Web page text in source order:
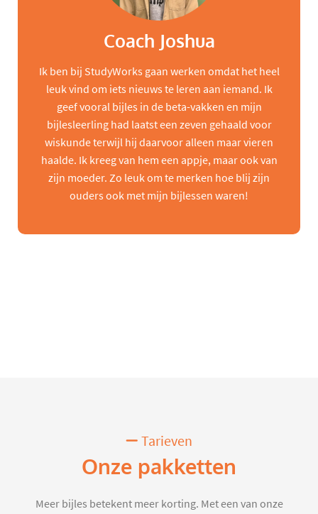
Coach Joshua
Ik ben bij StudyWorks gaan werken omdat het heel
leuk vind om iets nieuws te leren aan iemand. Ik
geef vooral bijles in de beta-vakken en mijn
bijlesleerling had laatst een zeven gehaald voor
wiskunde terwijl hij daarvoor alleen maar vieren
haalde. Ik kreeg van hem een appje, maar ook van
zijn moeder. Zo leuk om te merken hoe blij zijn
ouders ook met mijn bijlessen waren!
Tarieven
Onze pakketten
Meer bijles betekent meer korting. Met een van onze